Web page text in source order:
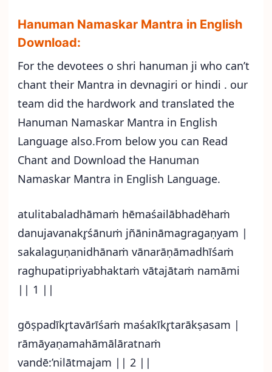
Hanuman Namaskar Mantra in English
Download:
For the devotees o shri hanuman ji who can’t
chant their Mantra in devnagiri or hindi . our
team did the hardwork and translated the
Hanuman Namaskar Mantra in English
Language also.From below you can Read
Chant and Download the Hanuman
Namaskar Mantra in English Language.
atulitabaladhāmaṁ hēmaśailābhadēhaṁ
danujavanakr̥śānuṁ jñānināmagragaṇyam |
sakalaguṇanidhānaṁ vānarāṇāmadhīśaṁ
raghupatipriyabhaktaṁ vātajātaṁ namāmi
|| 1 ||
gōṣpadīkr̥tavārīśaṁ maśakīkr̥tarākṣasam |
rāmāyaṇamahāmālāratnaṁ
vandē:’nilātmajam || 2 ||